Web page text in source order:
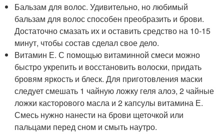
Бальзам для волос. Удивительно, но любимый
бальзам для волос способен преобразить и брови.
Достаточно смазать их и оставить средство на 10-15
минут, чтобы состав сделал свое дело.
Витамин Е. С помощью витаминной смеси можно
быстро укрепить и восстановить волоски, придать
бровям яркость и блеск. Для приготовления маски
следует смешать 1 чайную ложку геля алоэ, 2 чайные
ложки касторового масла и 2 капсулы витамина Е.
Смесь нужно нанести на брови щеточкой или
пальцами перед сном и смыть наутро.